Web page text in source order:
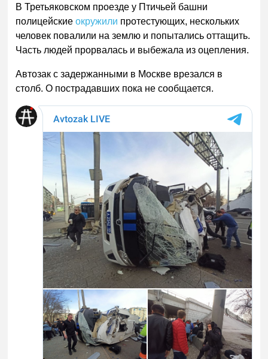
В Третьяковском проезде у Птичьей башни
полицейскиеокружили протестующих, нескольких
человек повалили на землю и попытались оттащить.
Часть людей прорвалась и выбежала из оцепления.
Автозак с задержанными в Москве врезался в
столб. О пострадавших пока не сообщается.